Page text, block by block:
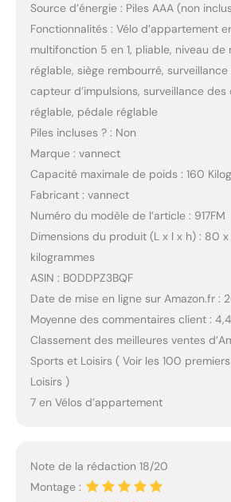
Source d’énergie : Piles AAA (non
Fonctionnalités : Vélo d’appartement
multifonction 5 en 1, pliable, niveau de
réglable, siège rembourré,
capteur d’impulsions, surveillance des
réglable, pédale réglable
Piles incluses ? : Non
Marque : vannect
Capacité maximale de poids : 160
Fabricant : vannect
Numéro du modèle de l’article : 917FM
Dimensions du produit (L x l x h) : 80 x
kilogrammes
ASIN : B0DDPZ3BQF
Date de mise en ligne sur Amazon.fr :
Moyenne des commentaires client :
Classement des meilleures ventes
Sports et Loisirs ( Voir les 100
Loisirs )
7 en Vélos d’appartement
Note de la rédaction 18/20
Montage :